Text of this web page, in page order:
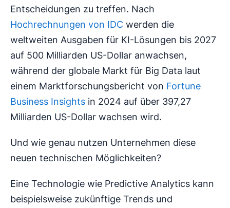
Entscheidungen zu treffen. Nach
Hochrechnungen von IDC werden die
weltweiten Ausgaben für KI-Lösungen bis 2027
auf 500 Milliarden US-Dollar anwachsen,
während der globale Markt für Big Data laut
einem Marktforschungsbericht von Fortune
Business Insights in 2024 auf über 397,27
Milliarden US-Dollar wachsen wird.
Und wie genau nutzen Unternehmen diese
neuen technischen Möglichkeiten?
Eine Technologie wie Predictive Analytics kann
beispielsweise zukünftige Trends und